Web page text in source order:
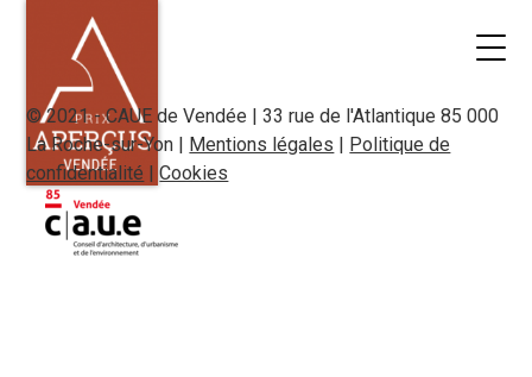
© 2021 - CAUE de Vendée | 33 rue de l'Atlantique 85 000
La Roche-sur-Yon | Mentions légales | Politique de
confidentialité |Cookies